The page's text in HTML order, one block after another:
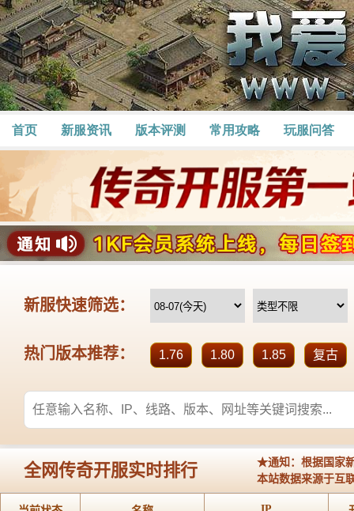
首页 新服资讯 版本评测 常用攻略 玩服问答